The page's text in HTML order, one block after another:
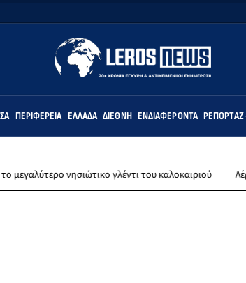
ΠΕΡΙΦΈΡΕΙΑ ΕΛΛΆΔΑ ΔΙΕΘΝΉ ΕΝΔΙΑΦΈΡΟΝΤΑ ΡΕΠΟΡΤΆΖ
γλέντι του καλοκαιριού Λέρος: Την